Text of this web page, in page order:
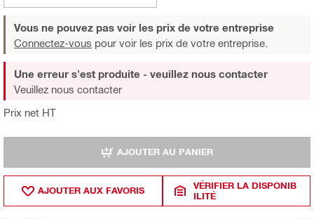
Vous ne pouvez pas voir les prix de votre entreprise
Connectez-vous pour voir les prix de votre entreprise.
Prix net HT
Une erreur s'est produite - veuillez nous contacter
Veuillez nous contacter
AJOUTER AU PANIER
AJOUTER AUX FAVORIS
VÉRIFIER LA DISPONIB
ILITÉ